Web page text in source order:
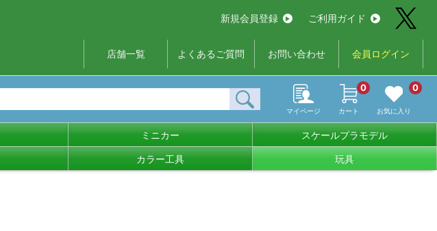
新規会員登録 ご利用ガイド
店舗一覧 よくあるご質問 お問い合わせ 会員ログイン
マイページ カート
0
お気に入り
0
ミニカー スケールプラモデル
カラー工具 玩具